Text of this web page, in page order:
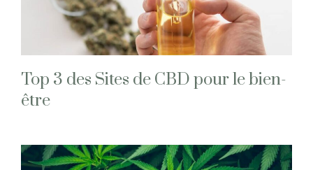
Top 3 des Sites de CBD pour le bien-
être